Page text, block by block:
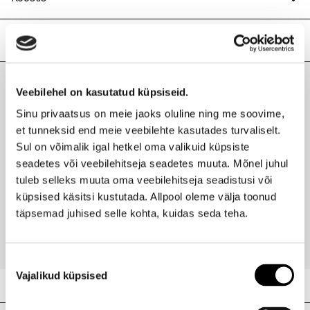
Veebilehel on kasutatud küpsiseid.
Sinu privaatsus on meie jaoks oluline ning me soovime,
et tunneksid end meie veebilehte kasutades turvaliselt.
Sul on võimalik igal hetkel oma valikuid küpsiste
seadetes või veebilehitseja seadetes muuta. Mõnel juhul
tuleb selleks muuta oma veebilehitseja seadistusi või
küpsised käsitsi kustutada. Allpool oleme välja toonud
täpsemad juhised selle kohta, kuidas seda teha.
valik
Vajalikud küpsised
Lisainfo
Laokood
H0186856
Ribakood
4503164960396
Viimati vaadatud tooted
EVITA PERONI
Aija juukseklamber Large Shark 4,5cmx9,5cm
39,00 €